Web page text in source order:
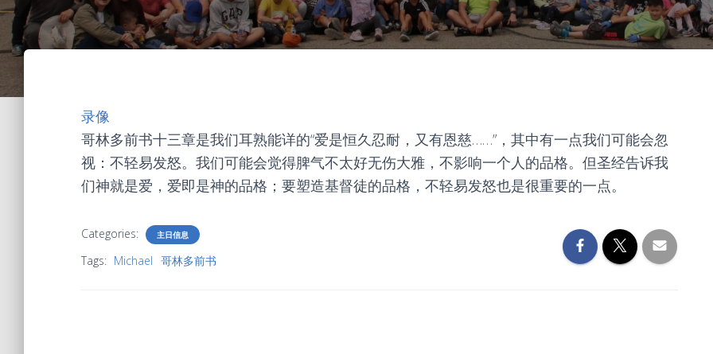
录像
哥林多前书十三章是我们耳熟能详的“爱是恒久忍耐，又有恩慈……”，其中有一点我们可能会忽
视：不轻易发怒。我们可能会觉得脾气不太好无伤大雅，不影响一个人的品格。但圣经告诉我
们神就是爱，爱即是神的品格；要塑造基督徒的品格，不轻易发怒也是很重要的一点。
Categories: 主日信息
Tags: Michael 哥林多前书